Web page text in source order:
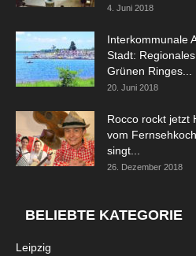
4. Juni 2018
Interkommunale
Stadt:
Grünen Ringes...
20. Juni 2018
Rocco rockt jetzt
vom
singt...
26. Dezember 2018
BELIEBTE KATEGORIE
Leipzig